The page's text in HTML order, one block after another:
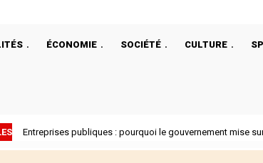
ÉCONOMIE SOCIÉTÉ CULTURE
Entreprises publiques : pourquoi le gouvernement mise sur
Pourquoi Trump a choisi un ancien de la CIA comme